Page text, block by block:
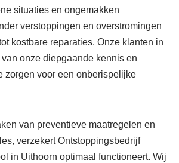
situaties en ongemakken
verstoppingen en overstromingen
kostbare reparaties. Onze klanten in
onze diepgaande kennis en
zorgen voor een onberispelijke
van preventieve maatregelen en
verzekert Ontstoppingsbedrijf
in Uithoorn optimaal functioneert. Wij